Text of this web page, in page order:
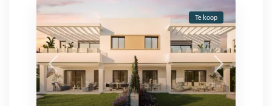
Te koop